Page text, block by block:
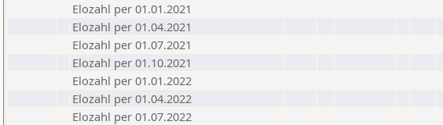
Elozahl per 01.01.2021
Elozahl per 01.04.2021
Elozahl per 01.07.2021
Elozahl per 01.10.2021
Elozahl per 01.01.2022
Elozahl per 01.04.2022
Elozahl per 01.07.2022